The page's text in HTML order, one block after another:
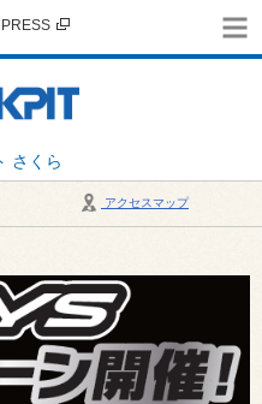
さくら
アクセスマップ
受付：平日18:00 日・祝日17:00 / 定休日：